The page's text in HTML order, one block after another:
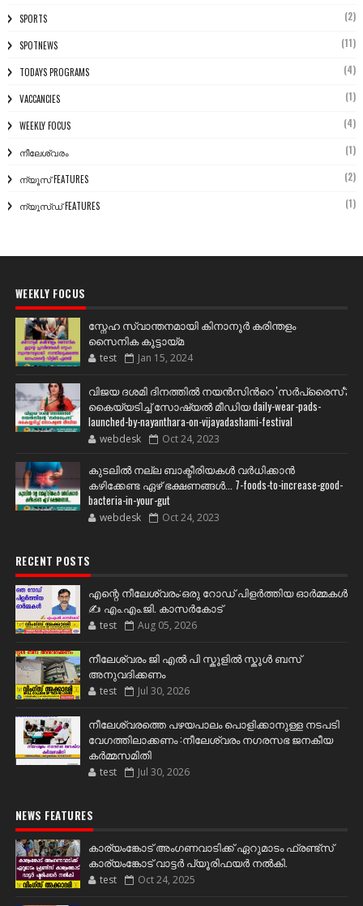
SPORTS (2)
SPOTNEWS (11)
TODAYS PROGRAMS (4)
VACCANCIES (1)
WEEKLY FOCUS (4)
നീലേശ്വരം (1)
ന്യൂസ് FEATURES (2)
ന്യൂസ്ഡ് FEATURES (1)
WEEKLY FOCUS
സ്നേഹ സ്വാന്തനമായി കിനാനൂർ കരിന്തളം
സൈനിക കൂട്ടായ്മ
test Jan 15, 2024
വിജയ ദശമി ദിനത്തില്‍ നയന്‍സിന്‍റെ 'സര്‍പ്രൈസ്';
കൈയ്യടിച്ച് സോഷ്യല്‍ മീഡിയ daily-wear-pads-
launched-by-nayanthara-on-vijayadashami-festival
webdesk Oct 24, 2023
കുടലിൽ നല്ല ബാക്ടീരിയകൾ വര്‍ധിക്കാന്‍
കഴിക്കേണ്ട ഏഴ് ഭക്ഷണങ്ങള്‍... 7-foods-to-increase-good-
bacteria-in-your-gut
webdesk Oct 24, 2023
RECENT POSTS
എന്റെ നീലേശ്വരം:ഒരു റോഡ് പിളർത്തിയ ഓർമ്മകൾ
✍️ എം.എം.ജി. കാസർകോട്
test Aug 05, 2026
നീലേശ്വരം ജി എൽ പി സ്കൂളിൽ സ്കൂൾ ബസ്
അനുവദിക്കണം
test Jul 30, 2026
നീലേശ്വരത്തെ പഴയപാലം പൊളിക്കാനുള്ള നടപടി
വേഗത്തിലാക്കണം :നീലേശ്വരം നഗരസഭ ജനകീയ
കർമ്മസമിതി
test Jul 30, 2026
NEWS FEATURES
കാര്യംങ്കോട് അംഗണവാടിക്ക് ഏറുമാടം ഫ്രണ്ട്സ്
കാര്യംങ്കോട് വാട്ടർ പ്യൂരിഫയർ നൽകി.
test Oct 24, 2025